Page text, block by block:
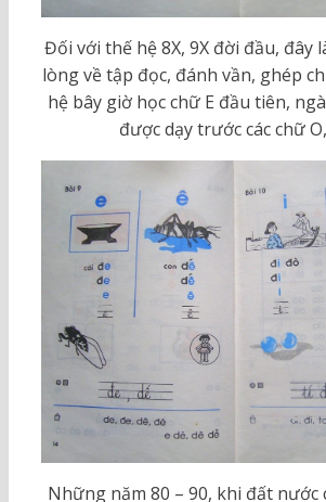
Đối với thế hệ 8X, 9X đời đầu, đây
lòng về tập đọc, đánh vần, ghép
hệ bây giờ học chữ E đầu tiên,
được dạy trước các chữ O,
Những năm 80 – 90, khi đất nước